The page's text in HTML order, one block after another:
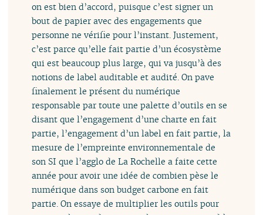
on est bien d’accord, puisque c’est signer un
bout de papier avec des engagements que
personne ne vérifie pour l’instant. Justement,
c’est parce qu’elle fait partie d’un écosystème
qui est beaucoup plus large, qui va jusqu’à des
notions de label auditable et audité. On pave
finalement le présent du numérique
responsable par toute une palette d’outils en se
disant que l’engagement d’une charte en fait
partie, l’engagement d’un label en fait partie, la
mesure de l’empreinte environnementale de
son SI que l’agglo de La Rochelle a faite cette
année pour avoir une idée de combien pèse le
numérique dans son budget carbone en fait
partie. On essaye de multiplier les outils pour